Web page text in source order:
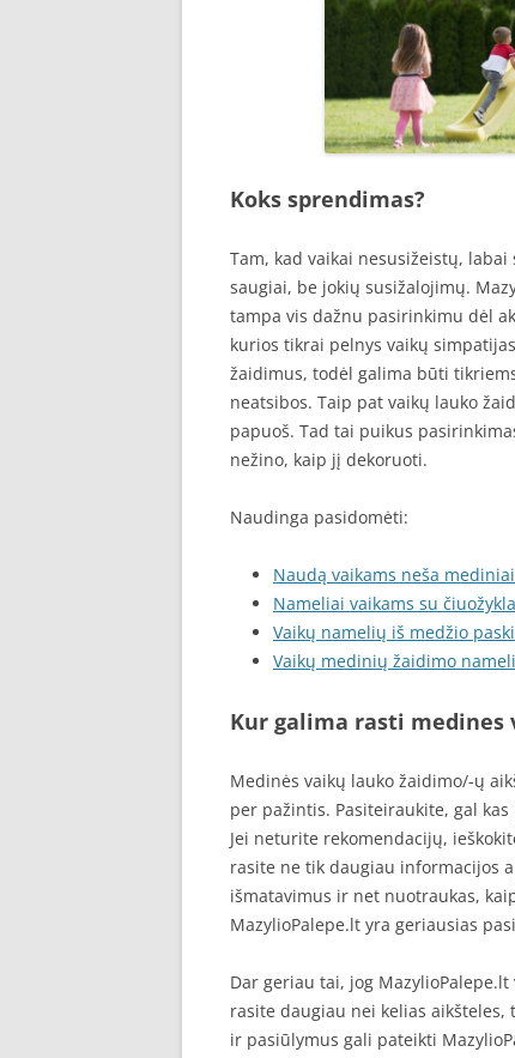
Koks sprendimas?
Tam, kad vaikai nesusižeistų,
saugiai, be jokių susižalojimų.
tampa vis dažnu pasirinkimu dėl
kurios tikrai pelnys vaikų
žaidimus, todėl galima būti
neatsibos. Taip pat vaikų lauko
papuoš. Tad tai puikus
nežino, kaip jį dekoruoti.
Naudinga pasidomėti:
Naudą vaikams neša
Nameliai vaikams su čiuožykla
Vaikų namelių iš medžio
Vaikų medinių žaidimo
Kur galima rasti
Medinės vaikų lauko žaidimo/-ų
per pažintis. Pasiteiraukite, gal
Jei neturite rekomendacijų,
rasite ne tik daugiau informacijos
išmatavimus ir net nuotraukas,
MazylioPalepe.lt yra geriausias
Dar geriau tai, jog
rasite daugiau nei kelias
ir pasiūlymus gali pateikti